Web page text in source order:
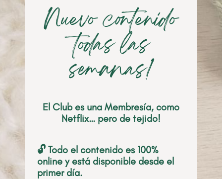
Nuevo contenido
todas las
semanas!
El Club es una Membresía, como
Netflix… pero de tejido!
🔓 Todo el contenido es 100%
online y está disponible desde el
primer día.